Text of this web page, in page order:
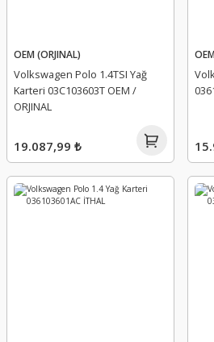
OEM (ORJINAL)
Volkswagen Polo 1.4TSI Yağ
Karteri 03C103603T OEM /
ORJINAL
19.087,99 ₺